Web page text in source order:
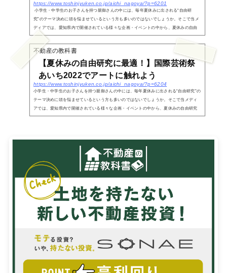
https://www.toshinjyuken.co.jp/aichi_nagoya/?p=6201
小学生・中学生のお子さんを持つ親御さんの中には、毎年夏休みに出される“自由研
究”のテーマ決めに頭を悩ませているという方も多いのではないでしょうか。そこで当メ
ディアでは、愛知県内で開催されている様々な企画・イベントの中から、夏休みの自由
研究に役...
不動産の教科書
【夏休みの自由研究に最適！】国際芸術祭
あいち2022でアートに触れよう
https://www.toshinjyuken.co.jp/aichi_nagoya/?p=6204
小学生・中学生のお子さんを持つ親御さんの中には、毎年夏休みに出される“自由研究”の
テーマ決めに頭を悩ませているという方も多いのではないでしょうか。そこで当メディ
アでは、愛知県内で開催されている様々な企画・イベントの中から、夏休みの自由研究
に役立ちそ...